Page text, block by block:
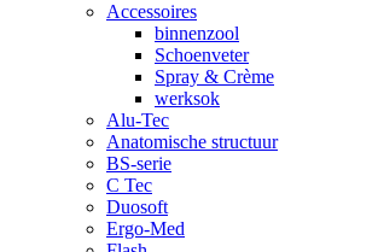
Accessoires
binnenzool
Schoenveter
Spray & Crème
werksok
Alu-Tec
Anatomische structuur
BS-serie
C Tec
Duosoft
Ergo-Med